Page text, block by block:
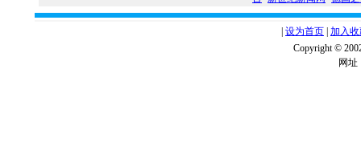
设为首页 加入
Copyright ©
网址